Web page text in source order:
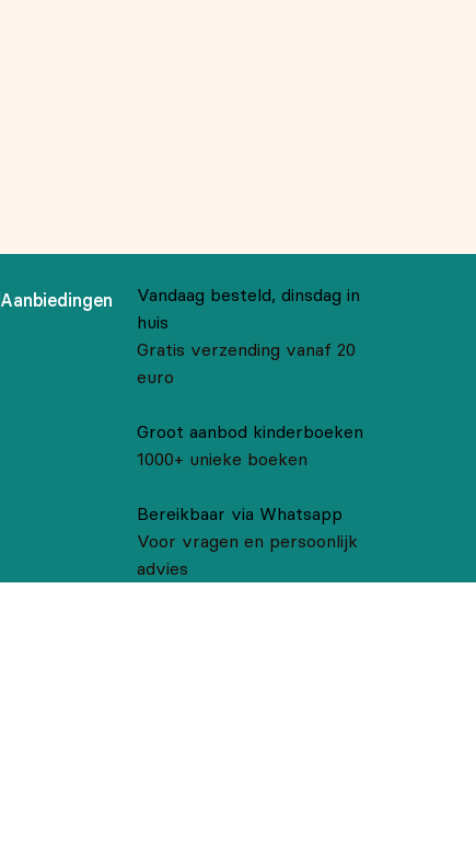
Aanbiedingen
Vandaag besteld, dinsdag in
huis
Gratis verzending vanaf 20
euro
Groot aanbod kinderboeken
1000+ unieke boeken
Bereikbaar via Whatsapp
Voor vragen en persoonlijk
advies